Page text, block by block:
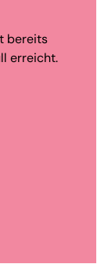
bereits
erreicht.